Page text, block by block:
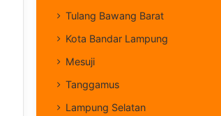
Tulang Bawang Barat
Kota Bandar Lampung
Mesuji
Tanggamus
Lampung Selatan